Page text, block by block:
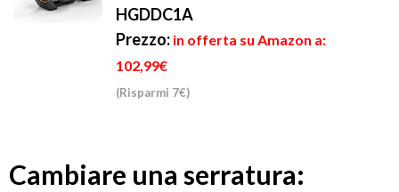
HGDDC1A
Prezzo: in offerta su Amazon a:
102,99€
(Risparmi 7€)
Cambiare una serratura: